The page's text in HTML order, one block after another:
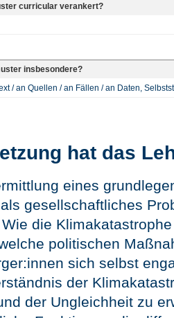
curricular verankert?
insbesondere?
/ an Quellen / an Fällen / an Daten,
hat das
eines
gesellschaftliches
die
politischen
sich selbst
der
der Ungleichheit zu